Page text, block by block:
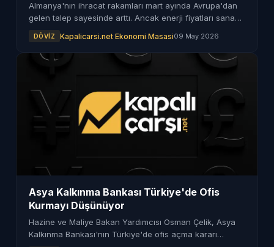
Almanya'nın ihracat rakamları mart ayında Avrupa'dan
gelen talep sayesinde arttı. Ancak enerji fiyatları sanayi
DÖVIZ Kapalicarsi.net Ekonomi Masasi09 May 2026
Asya Kalkınma Bankası Türkiye'de Ofis
Kurmayı Düşünüyor
Hazine ve Maliye Bakan Yardımcısı Osman Çelik, Asya
Kalkınma Bankası'nın Türkiye'de ofis açma kararı